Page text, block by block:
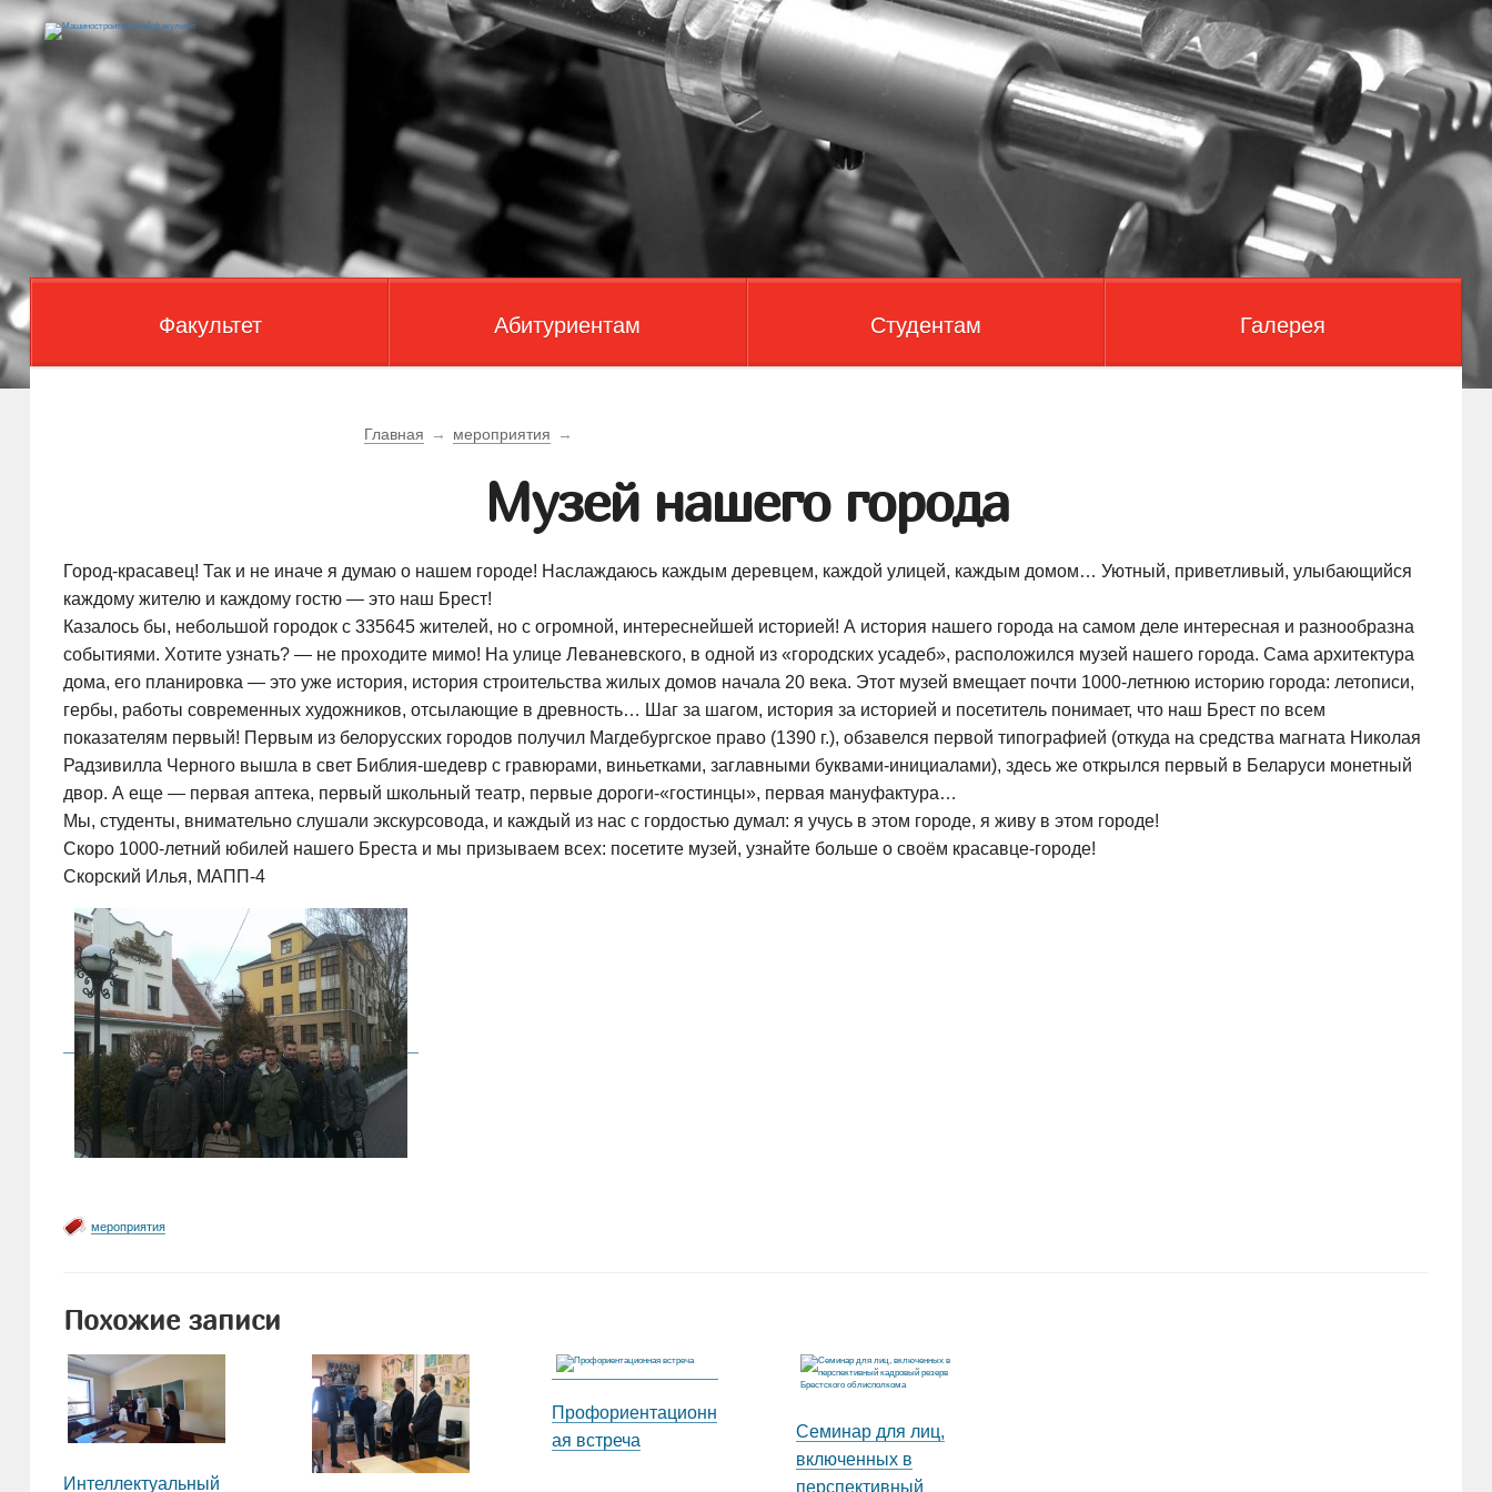
Факультет Абитуриентам Студентам Галерея
Главная → мероприятия →
Музей нашего города
Город-красавец! Так и не иначе я думаю о нашем городе! Наслаждаюсь каждым деревцем, каждой улицей, каждым домом… Уютный, приветливый, улыбающийся
каждому жителю и каждому гостю — это наш Брест!
Казалось бы, небольшой городок c 335645 жителей, но с огромной, интереснейшей историей! А история нашего города на самом деле интересная и разнообразна
событиями. Хотите узнать? — не проходите мимо! На улице Леваневского, в одной из «городских усадеб», расположился музей нашего города. Сама архитектура
дома, его планировка — это уже история, история строительства жилых домов начала 20 века. Этот музей вмещает почти 1000-летнююисторию города: летописи,
гербы, работы современных художников, отсылающие в древность… Шаг за шагом, история за историей и посетитель понимает, что наш Брест по всем
показателям первый! Первым из белорусских городов получил Магдебургское право (1390 г.), обзавелся первой типографией (откуда на средства магната Николая
Радзивилла Черного вышла в свет Библия-шедеврс гравюрами, виньетками, заглавными буквами-инициалами), здесь же открылся первый в Беларуси монетный
двор. А еще — первая аптека, первый школьный театр, первые дороги-«гостинцы», первая мануфактура…
Мы, студенты, внимательно слушали экскурсовода, и каждый из нас с гордостью думал: я учусь в этом городе, я живу в этом городе!
Скоро 1000-летний юбилей нашего Бреста и мы призываем всех: посетите музей, узнайте больше о своём красавце-городе!
Скорский Илья, МАПП-4
мероприятия
Похожие записи
Интеллектуальный
Профориентационн
ая встреча
Семинар для лиц,
включенных в
перспективный